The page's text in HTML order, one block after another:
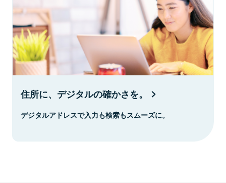
住所に、デジタルの確かさを。
デジタルアドレスで入力も検索もスムーズに。